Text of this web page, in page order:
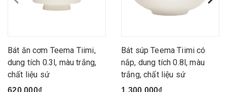
Bát ăn cơm Teema Tiimi,
dung tích 0.3l, màu trắng,
chất liệu sứ
620.000₫
Bát súp Teema Tiimi có
nắp, dung tích 0.8l, màu
trắng, chất liệu sứ
1.300.000₫